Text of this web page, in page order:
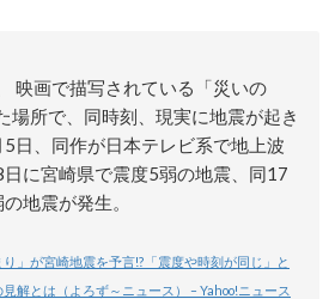
映画で描写されている「災いの
場所で、同時刻、現実に地震が起き
日、同作が日本テレビ系で地上波
に宮崎県で震度5弱の地震、同17
地震が発生。
」が宮崎地震を予言!?「震度や時刻が同じ」と
解とは（よろず～ニュース） – Yahoo!ニュース